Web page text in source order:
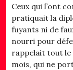
Ceux qui l’ont
pratiquait la
fuyants ni de
nourri pour
rappelait tout le
mois, qui ne